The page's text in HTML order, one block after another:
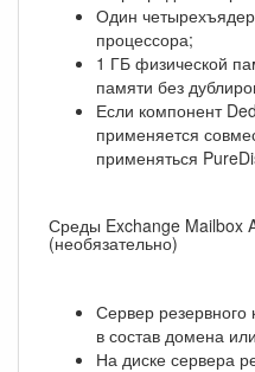
Один
процессора;
1 ГБ физической
памяти без
Если компонент
применяется
применяться
Среды Exchange Mailbox
(необязательно)
Сервер резервного
в состав домена
На диске сервера